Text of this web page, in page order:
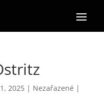
2025| Nezařazené |